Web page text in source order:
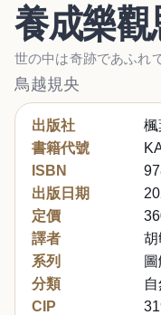
養成樂
世の中は奇跡であふれ
鳥越規央
出版社
楓
書籍代號
ISBN
出版日期
定價
譯者
胡
系列
分類
CIP